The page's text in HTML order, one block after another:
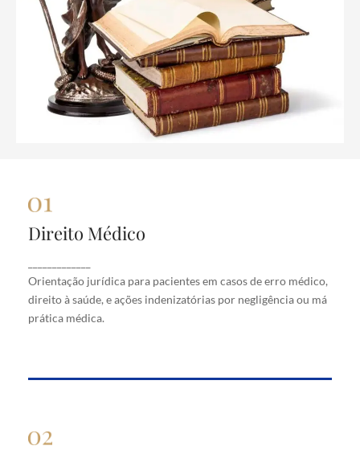
Direito Médico
Orientação jurídica para pacientes em casos de erro médico,
direito à saúde, e ações indenizatórias por negligência ou má
prática médica.
Direito Médico
erro médico, direito à saúde, e ações indenizatórias
por negligência ou má prática médica.